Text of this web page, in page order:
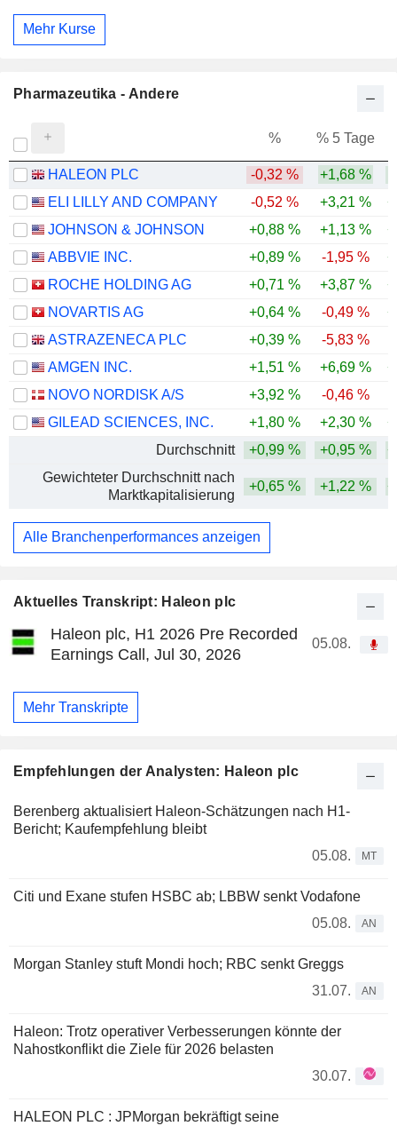
Aktuelles Transkript: Haleon plc
Haleon plc, H1 2026 Pre Recorded
Earnings Call, Jul 30, 2026
05.08.
Mehr Transkripte
Empfehlungen der Analysten: Haleon plc
Berenberg aktualisiert Haleon-Schätzungen nach H1-
Bericht; Kaufempfehlung bleibt
05.08.
MT
Citi und Exane stufen HSBC ab; LBBW senkt Vodafone
05.08.
AN
Morgan Stanley stuft Mondi hoch; RBC senkt Greggs
31.07.
AN
Haleon: Trotz operativer Verbesserungen könnte der
Nahostkonflikt die Ziele für 2026 belasten
30.07.
HALEON PLC : JPMorgan bekräftigt seine
Mehr Kurse
Pharmazeutika - Andere
% % 5 Tage
HALEON PLC -0,32 % +1,68 %
ELI LILLY AND COMPANY
-0,52 % +3,21 %
JOHNSON & JOHNSON
+0,88 % +1,13 %
ABBVIE INC.
+0,89 % -1,95 %
ROCHE HOLDING AG
+0,71 % +3,87 %
NOVARTIS AG
+0,64 % -0,49 %
ASTRAZENECA PLC
+0,39 % -5,83 %
AMGEN INC.
+1,51 % +6,69 %
NOVO NORDISK A/S
+3,92 % -0,46 %
GILEAD SCIENCES, INC.
+1,80 % +2,30 %
Durchschnitt
+0,99 % +0,95 %
Gewichteter Durchschnitt nach
Marktkapitalisierung
+0,65 % +1,22 %
Alle Branchenperformances anzeigen